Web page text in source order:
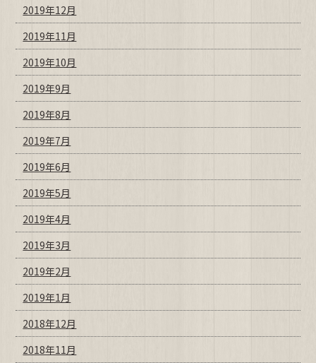
2019年12月
2019年11月
2019年10月
2019年9月
2019年8月
2019年7月
2019年6月
2019年5月
2019年4月
2019年3月
2019年2月
2019年1月
2018年12月
2018年11月